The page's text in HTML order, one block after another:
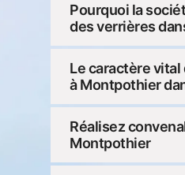
Pourquoi la
des verrières
Le caractère
à Montpothier
Réalisez
Montpothier